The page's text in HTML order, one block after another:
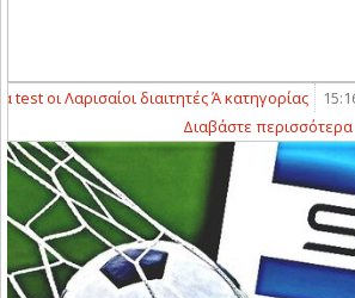
οι Λαρισαίοι διαιτητές Ά κατηγορίας 15:16 -
Διαβάστε περισσότερα